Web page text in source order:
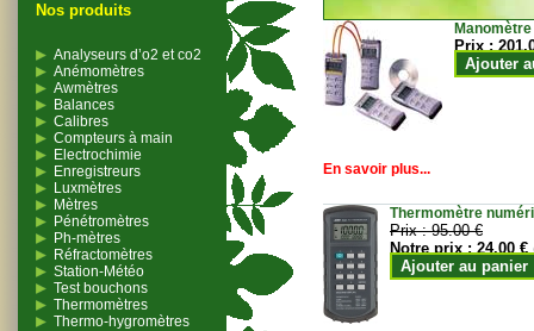
Nos produits
Analyseurs d’o2 et co2
Anémomètres
Awmètres
Balances
Calibres
Compteurs à main
Electrochimie
Enregistreurs
Luxmètres
Mètres
Pénétromètres
Ph-mètres
Réfractomètres
Station-Météo
Test bouchons
Thermomètres
Thermo-hygromètres
Prix :
Ajouter
En savoir plus...
Thermomètre
Prix :95.00 €
Notre prix :24.00 €
Ajouter au panier